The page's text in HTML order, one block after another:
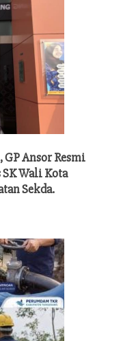
Ansor Resmi
Wali Kota
Sekda.